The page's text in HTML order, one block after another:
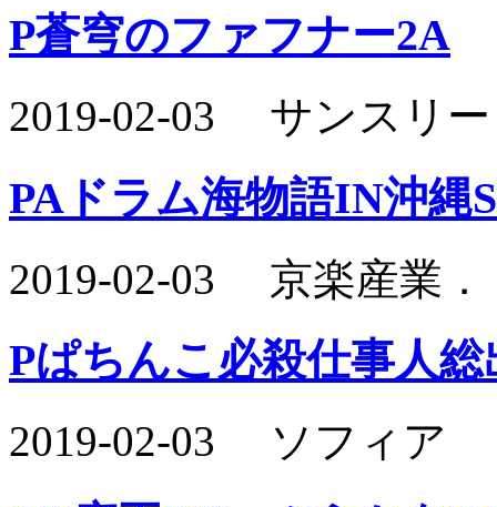
P蒼穹のファフナー2A
2019-02-03 サンスリ
PAドラム海物語IN沖縄
2019-02-03 京楽産業
Pぱちんこ必殺仕事人総
2019-02-03 ソフィア